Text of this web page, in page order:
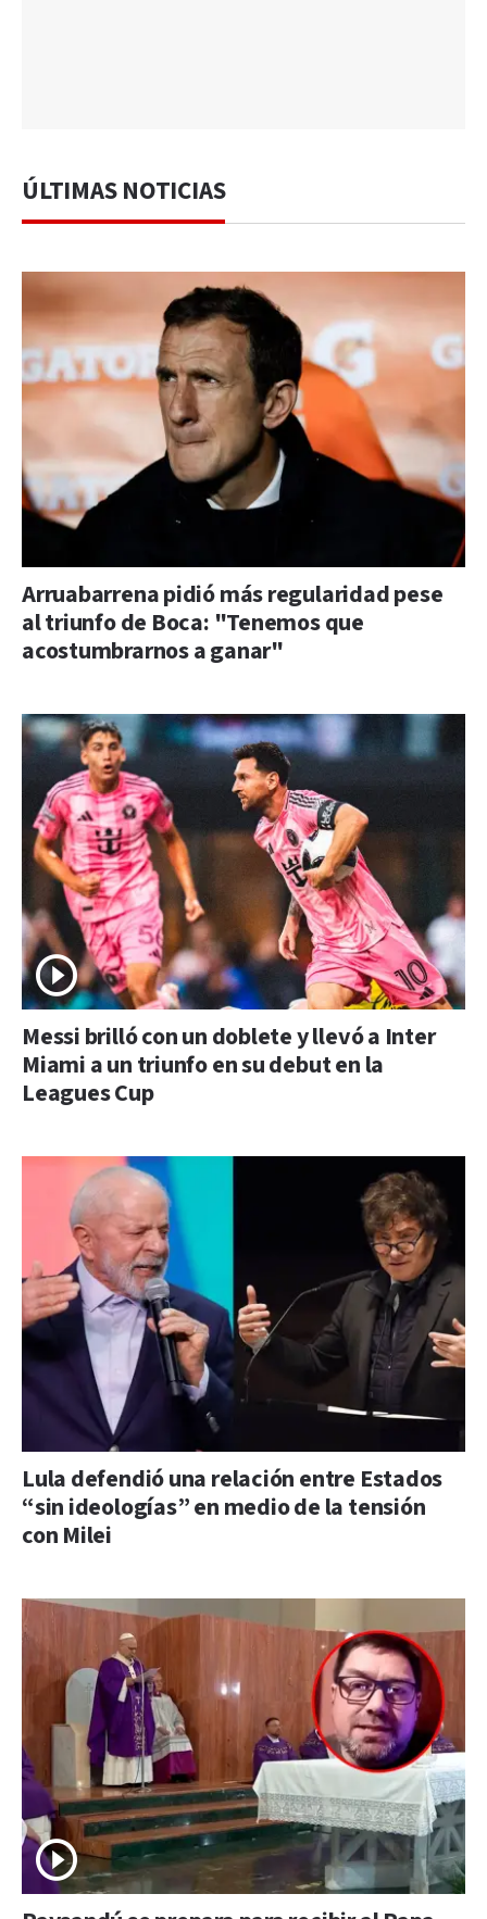
ÚLTIMAS NOTICIAS
Arruabarrena pidió más regularidad pese
al triunfo de Boca: "Tenemos que
acostumbrarnos a ganar"
Messi brilló con un doblete y llevó a Inter
Miami a un triunfo en su debut en la
Leagues Cup
Lula defendió una relación entre Estados
“sin ideologías” en medio de la tensión
con Milei